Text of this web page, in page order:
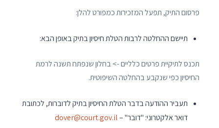
פרסום התיק, תפעל המזכירות כמפורט להלן:
תיישם ההחלטה לרבות הטלת חיסיון בתיק באופן הבא:
תכנס לתיקיית פרטים כלליים -> בחלון שנפתח תשנה לרמת
החיסיון כפי שנקבע בהחלטה השיפוטית.
תעביר ההודעה בדבר הטלת החיסיון בתיק לדוברות, לכתובת
דואר אלקטרוני: "דובר" –